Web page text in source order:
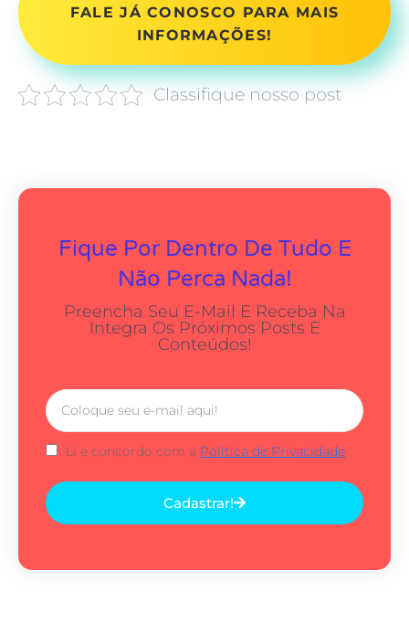
FALE JÁ CONOSCO PARA MAIS
INFORMAÇÕES!
Classifique nosso post
Fique Por Dentro De Tudo E
Não Perca Nada!
Preencha Seu E-Mail E Receba Na
Integra Os Próximos Posts E
Conteúdos!
Li e concordo com a Política de Privacidade
Cadastrar!